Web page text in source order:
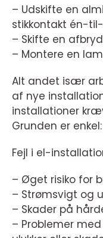
– Udskifte en
stikkontakt én-
– Skifte en
– Montere en
Alt andet især
af nye
installationer
Grunden er
Fejl i el-
– Øget risiko for
– Strømsvigt og
– Skader på
– Problemer